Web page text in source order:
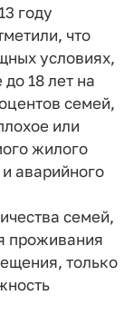
году
что
условиях,
18 лет на
семей,
или
жилого
аварийного
семей,
проживания
только